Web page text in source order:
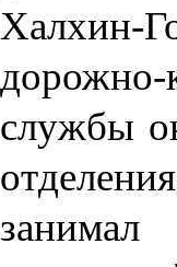
Халхин-
дорожно-
службы
занимал